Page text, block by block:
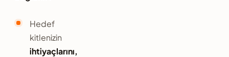
Hedef
kitlenizin
ihtiyaçlarını,